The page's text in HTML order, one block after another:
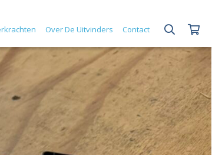
Over De Uitvinders Contact